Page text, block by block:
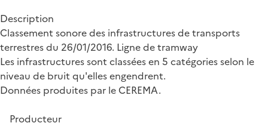
Description
Classement sonore des infrastructures de transports
terrestres du 26/01/2016. Ligne de tramway
Les infrastructures sont classées en 5 catégories selon le
niveau de bruit qu'elles engendrent.
Données produites par le CEREMA.
Producteur